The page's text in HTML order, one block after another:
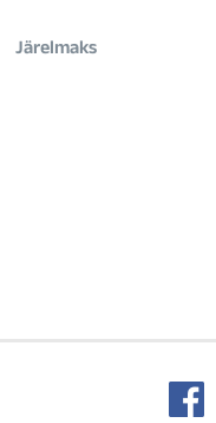
Järelmaks